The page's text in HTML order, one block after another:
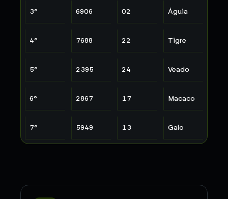
3° 6906 02 Águia
4° 7688 22 Tigre
5° 2395 24 Veado
6° 2867 17 Macaco
7° 5949 13 Galo